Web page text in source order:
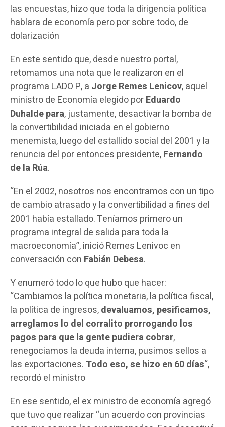
las encuestas, hizo que toda la dirigencia política
hablara de economía pero por sobre todo, de
dolarización
En este sentido que, desde nuestro portal,
retomamos una nota que le realizaron en el
programa LADO P, a Jorge Remes Lenicov, aquel
ministro de Economía elegido porEduardo
Duhalde para, justamente, desactivar la bomba de
la convertibilidad iniciada en el gobierno
menemista, luego del estallido social del 2001 y la
renuncia del por entonces presidente,Fernando
de la Rúa.
“En el 2002, nosotros nos encontramos con un tipo
de cambio atrasado y la convertibilidad a fines del
2001 había estallado. Teníamos primero un
programa integral de salida para toda la
macroeconomía”, inició Remes Lenivoc en
conversación con Fabián Debesa.
Y enumeró todo lo que hubo que hacer:
“Cambiamos la política monetaria, la política fiscal,
la política de ingresos,devaluamos, pesificamos,
arreglamos lo del corralito prorrogando los
pagos para que la gente pudiera cobrar,
renegociamos la deuda interna, pusimos sellos a
las exportaciones. Todo eso, se hizo en 60 días“,
recordó el ministro
En ese sentido, el ex ministro de economía agregó
que tuvo que realizar “un acuerdo con provincias